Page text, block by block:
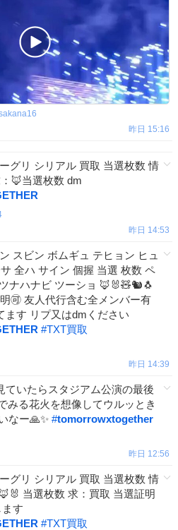
昨日 15:16
グリ シリアル 買取 当選枚数 情
🦊当選枚数 dm
昨日 14:53
スビン ボムギュ テヒョン ヒュ
全ハ サイン 個握 当選 枚数 ペ
ナハナビ ツーショ 🦊🐰🧸🐿🐧
🉑 友人代行含む全メンバー有
ます リプ又はdmください
#TXT買取
昨日 14:39
ていたらスタジアム公演の最後
みる花火を想像してウルッとき
なー🙏✨ #tomorrowxtogether
昨日 12:56
グリ シリアル 買取 当選枚数 情
当選枚数 求：買取 当選証明
す
#TXT買取